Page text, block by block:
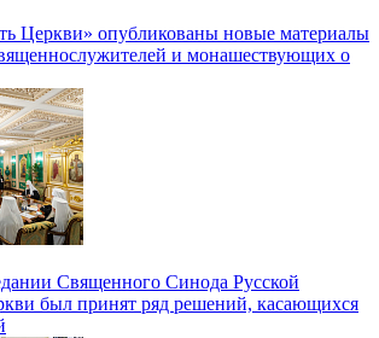
Церкви» опубликованы новые материалы
и монашествующих о
Священного Синода Русской
был принят ряд решений, касающихся